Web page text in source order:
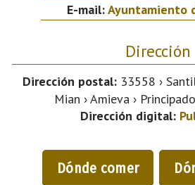
E-mail:Ayuntamiento
Dirección
Dirección postal:33558 ›
Mian › Amieva ›
Dirección digital:
Dónde comer